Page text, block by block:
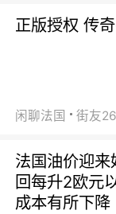
正版授权 传
闲聊法国
法国油价迎
回每升2欧元
成本有所下降